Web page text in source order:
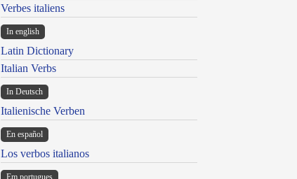
Verbes italiens
In english
Latin Dictionary
Italian Verbs
In Deutsch
Italienische Verben
En español
Los verbos italianos
Em portugues